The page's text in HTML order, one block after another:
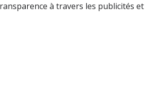
à travers les publicités et